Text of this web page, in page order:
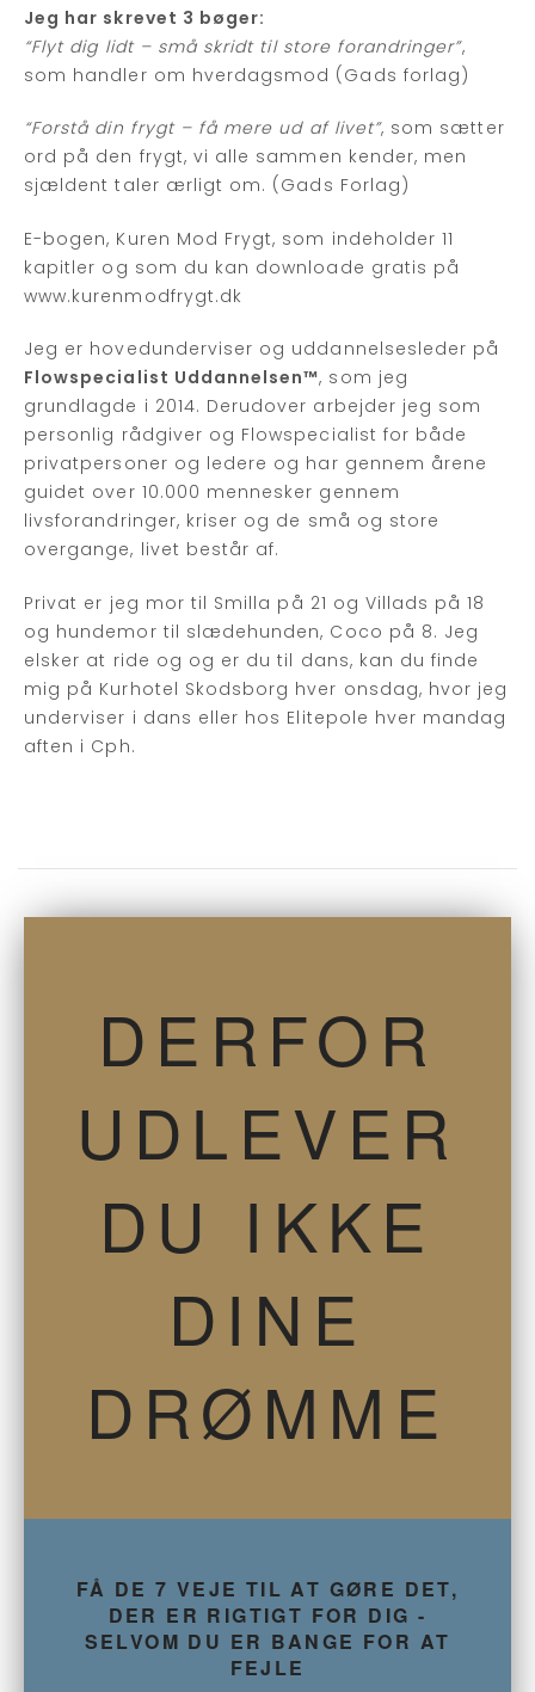
Jeg har skrevet 3 bøger:
“Flyt dig lidt – små skridt til store forandringer”,
som handler om hverdagsmod (Gads forlag)
“Forstå din frygt – få mere ud af livet”, som sætter
ord på den frygt, vi alle sammen kender, men
sjældent taler ærligt om. (Gads Forlag)
E-bogen, Kuren Mod Frygt, som indeholder 11
kapitler og som du kan downloade gratis på
www.kurenmodfrygt.dk
Jeg er hovedunderviser og uddannelsesleder på
Flowspecialist Uddannelsen™, som jeg
grundlagde i 2014. Derudover arbejder jeg som
personlig rådgiver og Flowspecialist for både
privatpersoner og ledere og har gennem årene
guidet over 10.000 mennesker gennem
livsforandringer, kriser og de små og store
overgange, livet består af.
Privat er jeg mor til Smilla på 21 og Villads på 18
og hundemor til slædehunden, Coco på 8. Jeg
elsker at ride og og er du til dans, kan du finde
mig på Kurhotel Skodsborg hver onsdag, hvor jeg
underviser i dans eller hos Elitepole hver mandag
aften i Cph.
DERFOR
UDLEVER
DU IKKE
DINE
DRØMME
FÅ DE 7 VEJE TIL AT GØRE DET,
DER ER RIGTIGT FOR DIG -
SELVOM DU ER BANGE FOR AT
FEJLE